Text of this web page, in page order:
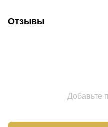
Отзывы
Добавьте